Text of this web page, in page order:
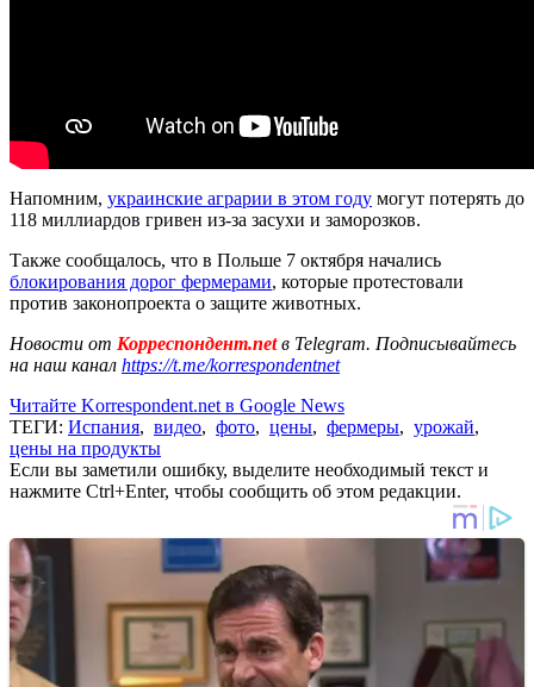
Напомним, украинские аграрии в этом году могут потерять до
118 миллиардов гривен из-за засухи и заморозков.
Также сообщалось, что в Польше 7 октября начались
блокирования дорог фермерами, которые протестовали
против законопроекта о защите животных.
Новости от Корреспондент.netв Telegram. Подписывайтесь
на наш канал https://t.me/korrespondentnet
Читайте Korrespondent.net в Google News
ТЕГИ: Испания, видео, фото, цены, фермеры, урожай,
цены на продукты
Если вы заметили ошибку, выделите необходимый текст и
нажмите Ctrl+Enter, чтобы сообщить об этом редакции.